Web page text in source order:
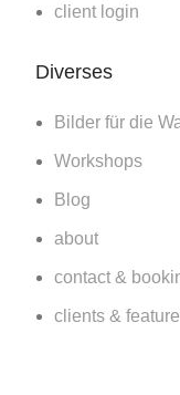
client login
Diverses
Bilder für die
Workshops
Blog
about
contact &
clients &